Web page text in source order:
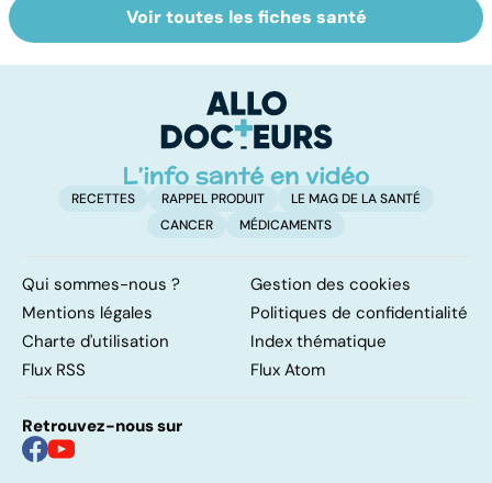
Tout savoir sur
les infections
Inflammation des
amygdales : que
d'angine ?
Voir toutes les fiches santé
RECETTES RAPPEL PRODUIT
LE MAG DE LA SANTÉ
CANCER
MÉDICAMENTS
Qui sommes-nous ?
Gestion des cookies
Mentions légales
Politiques de confidentialité
Charte d'utilisation
Index thématique
Flux RSS
Flux Atom
Retrouvez-nous sur